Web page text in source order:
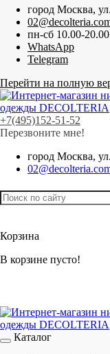
город Москва,
пн-сб 10.00-
WhatsApp
Telegram
Перейти на полную
+7(495)152-51-52
Перезвоните мне!
город Москва,
Корзина
В корзине пусто!
Каталог